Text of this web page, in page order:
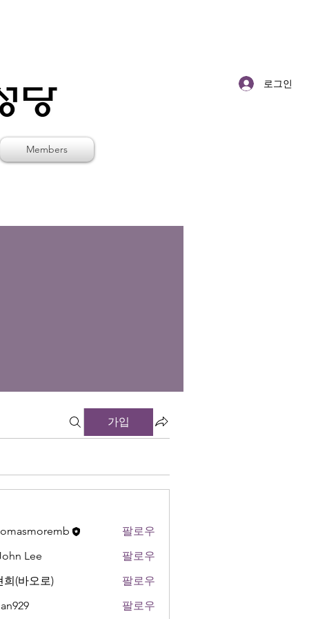
로그인
Members
가입
팔로우
Lee
팔로우
희(바오로)
팔로우
팔로우